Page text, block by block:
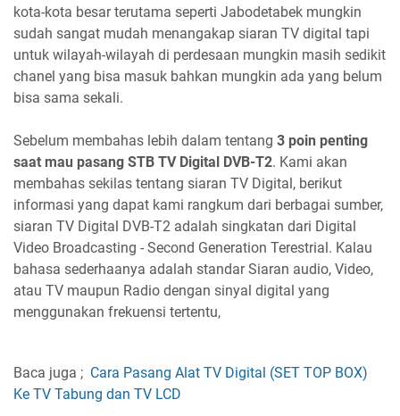
kota-kota besar terutama seperti Jabodetabek mungkin
sudah sangat mudah menangakap siaran TV digital tapi
untuk wilayah-wilayah di perdesaan mungkin masih sedikit
chanel yang bisa masuk bahkan mungkin ada yang belum
bisa sama sekali.
Sebelum membahas lebih dalam tentang 3 poin penting
saat mau pasang STB TV Digital DVB-T2. Kami akan
membahas sekilas tentang siaran TV Digital, berikut
informasi yang dapat kami rangkum dari berbagai sumber,
siaran TV Digital DVB-T2 adalah singkatan dari Digital
Video Broadcasting - Second Generation Terestrial. Kalau
bahasa sederhaanya adalah standar Siaran audio, Video,
atau TV maupun Radio dengan sinyal digital yang
menggunakan frekuensi tertentu,
Baca juga ; Cara Pasang Alat TV Digital (SET TOP BOX)
Ke TV Tabung dan TV LCD